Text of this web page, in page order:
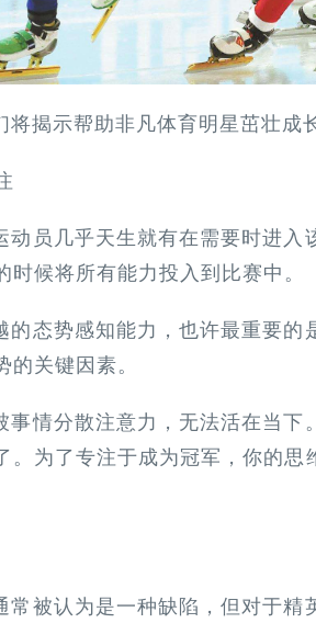
将揭示帮助非凡体育明星茁壮成
动员几乎天生就有在需要时进
时候将所有能力投入到比赛中。
的态势感知能力，也许最重要
的关键因素。
事情分散注意力，无法活在当
。为了专注于成为冠军，你的
常被认为是一种缺陷，但对于